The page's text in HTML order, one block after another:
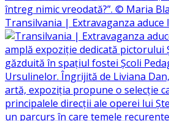
Transilvania | Extravaganza aduce